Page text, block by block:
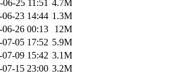
06-25 11:51 4.7M
06-23 14:44 1.3M
06-26 00:13
12M
07-05 17:52 5.9M
07-09 15:42 3.1M
07-15 23:00 3.2M